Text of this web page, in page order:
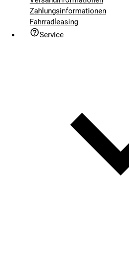
Zahlungsinformationen
Fahrradleasing
Service